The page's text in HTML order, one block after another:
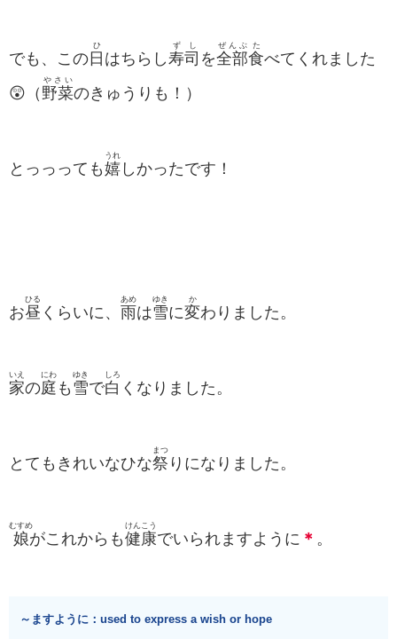
でも、この 日
ひ
はちらし寿司
ずし
を全部
ぜんぶ
食
た
べてくれました
😲（ 野菜
やさい
のきゅうりも！）
とっっっても嬉
うれ
しかったです！
お昼
ひる
くらいに、 雨
あめ
は雪
ゆき
に変
か
わりました。
家
いえ
の庭
にわ
も 雪
ゆき
で白
しろ
くなりました。
とてもきれいなひな祭
まつ
りになりました。
娘
むすめ
がこれからも健康
けんこう
でいられますように ＊ 。
～ますように：used to express a wish or hope